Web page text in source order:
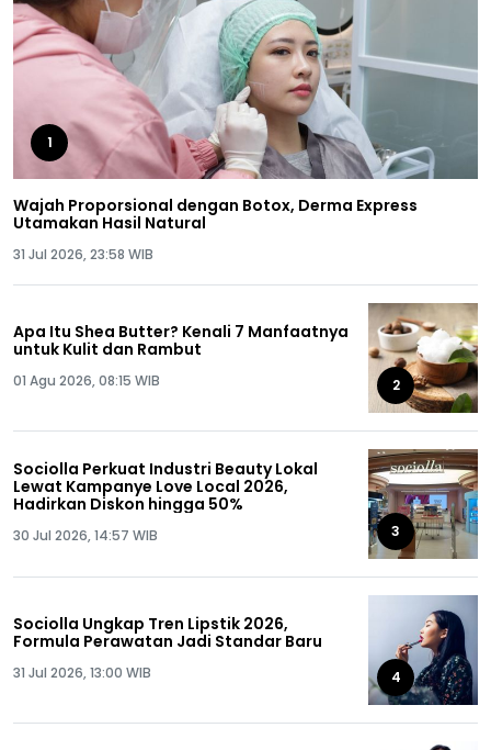
1
Wajah Proporsional dengan Botox, Derma Express
Utamakan Hasil Natural
31 Jul 2026, 23:58 WIB
Apa Itu Shea Butter? Kenali 7 Manfaatnya
untuk Kulit dan Rambut
01 Agu 2026, 08:15 WIB 2
Sociolla Perkuat Industri Beauty Lokal
Lewat Kampanye Love Local 2026,
Hadirkan Diskon hingga 50%
30 Jul 2026, 14:57 WIB 3
Sociolla Ungkap Tren Lipstik 2026,
Formula Perawatan Jadi Standar Baru
31 Jul 2026, 13:00 WIB 4